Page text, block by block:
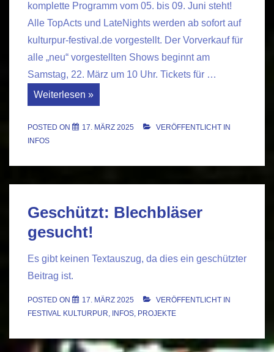
komplette Programm vom 05. bis 09. Juni steht!
Alle TopActs und LateNights werden ab sofort auf
kulturpur-festival.de vorgestellt. Der Vorverkauf für
alle „neu“ vorgestellten Shows beginnt am
Samstag, 22. März um 10 Uhr. Tickets für …
KulturPur
2025
Programm
Weiterlesen »
POSTED ON 17. MÄRZ 2025
VERÖFFENTLICHT IN
INFOS
Geschützt: Blechbläser
gesucht!
Es gibt keinen Textauszug, da dies ein geschützter
Beitrag ist.
POSTED ON 17. MÄRZ 2025
VERÖFFENTLICHT IN
FESTIVAL KULTURPUR, INFOS, PROJEKTE